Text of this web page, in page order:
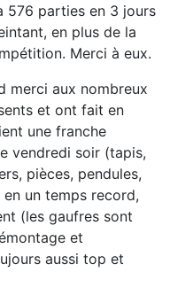
576 parties en 3 jours
en plus de la
Merci à eux.
merci aux nombreux
et ont fait en
une franche
vendredi soir (tapis,
pièces, pendules,
un temps record,
(les gaufres sont
et
aussi top et